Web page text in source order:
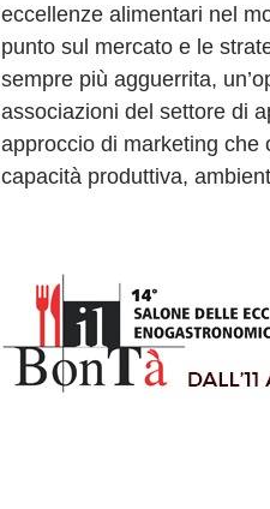
eccellenze alimentari nel
punto sul mercato e le
sempre più agguerrita,
associazioni del settore di
approccio di marketing che
capacità produttiva,